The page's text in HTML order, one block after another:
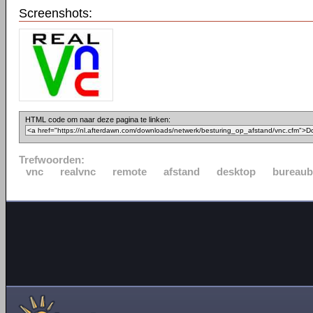
Screenshots:
HTML code om naar deze pagina te linken:
Trefwoorden:
vnc
realvnc remote afstand desktop